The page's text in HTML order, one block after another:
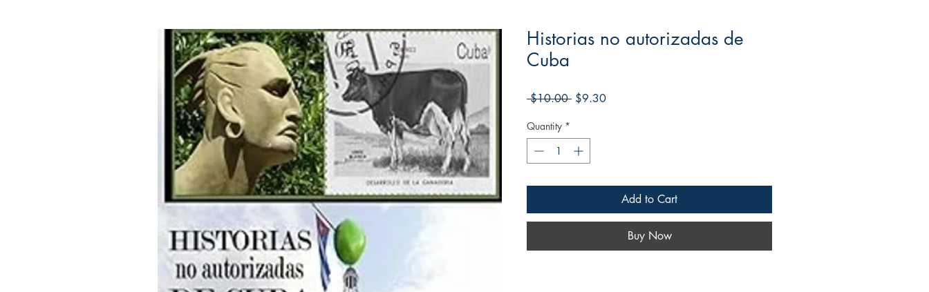
Historias no autorizadas de
Cuba
$10.00 Regular
$9.30Sale
Quantity *
Add to Cart
Buy Now